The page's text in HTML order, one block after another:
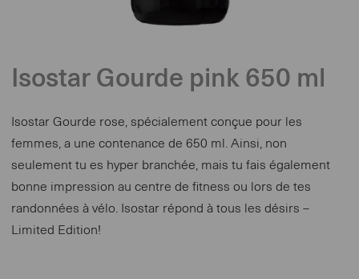
Isostar Gourde pink 650 ml
Isostar Gourde rose, spécialement conçue pour les
femmes, a une contenance de 650 ml. Ainsi, non
seulement tu es hyper branchée, mais tu fais également
bonne impression au centre de fitness ou lors de tes
randonnées à vélo. Isostar répond à tous les désirs –
Limited Edition!